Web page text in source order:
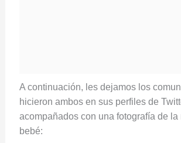
A continuación, les dejamos los
hicieron ambos en sus perfiles de
acompañados con una fotografía de la
bebé: